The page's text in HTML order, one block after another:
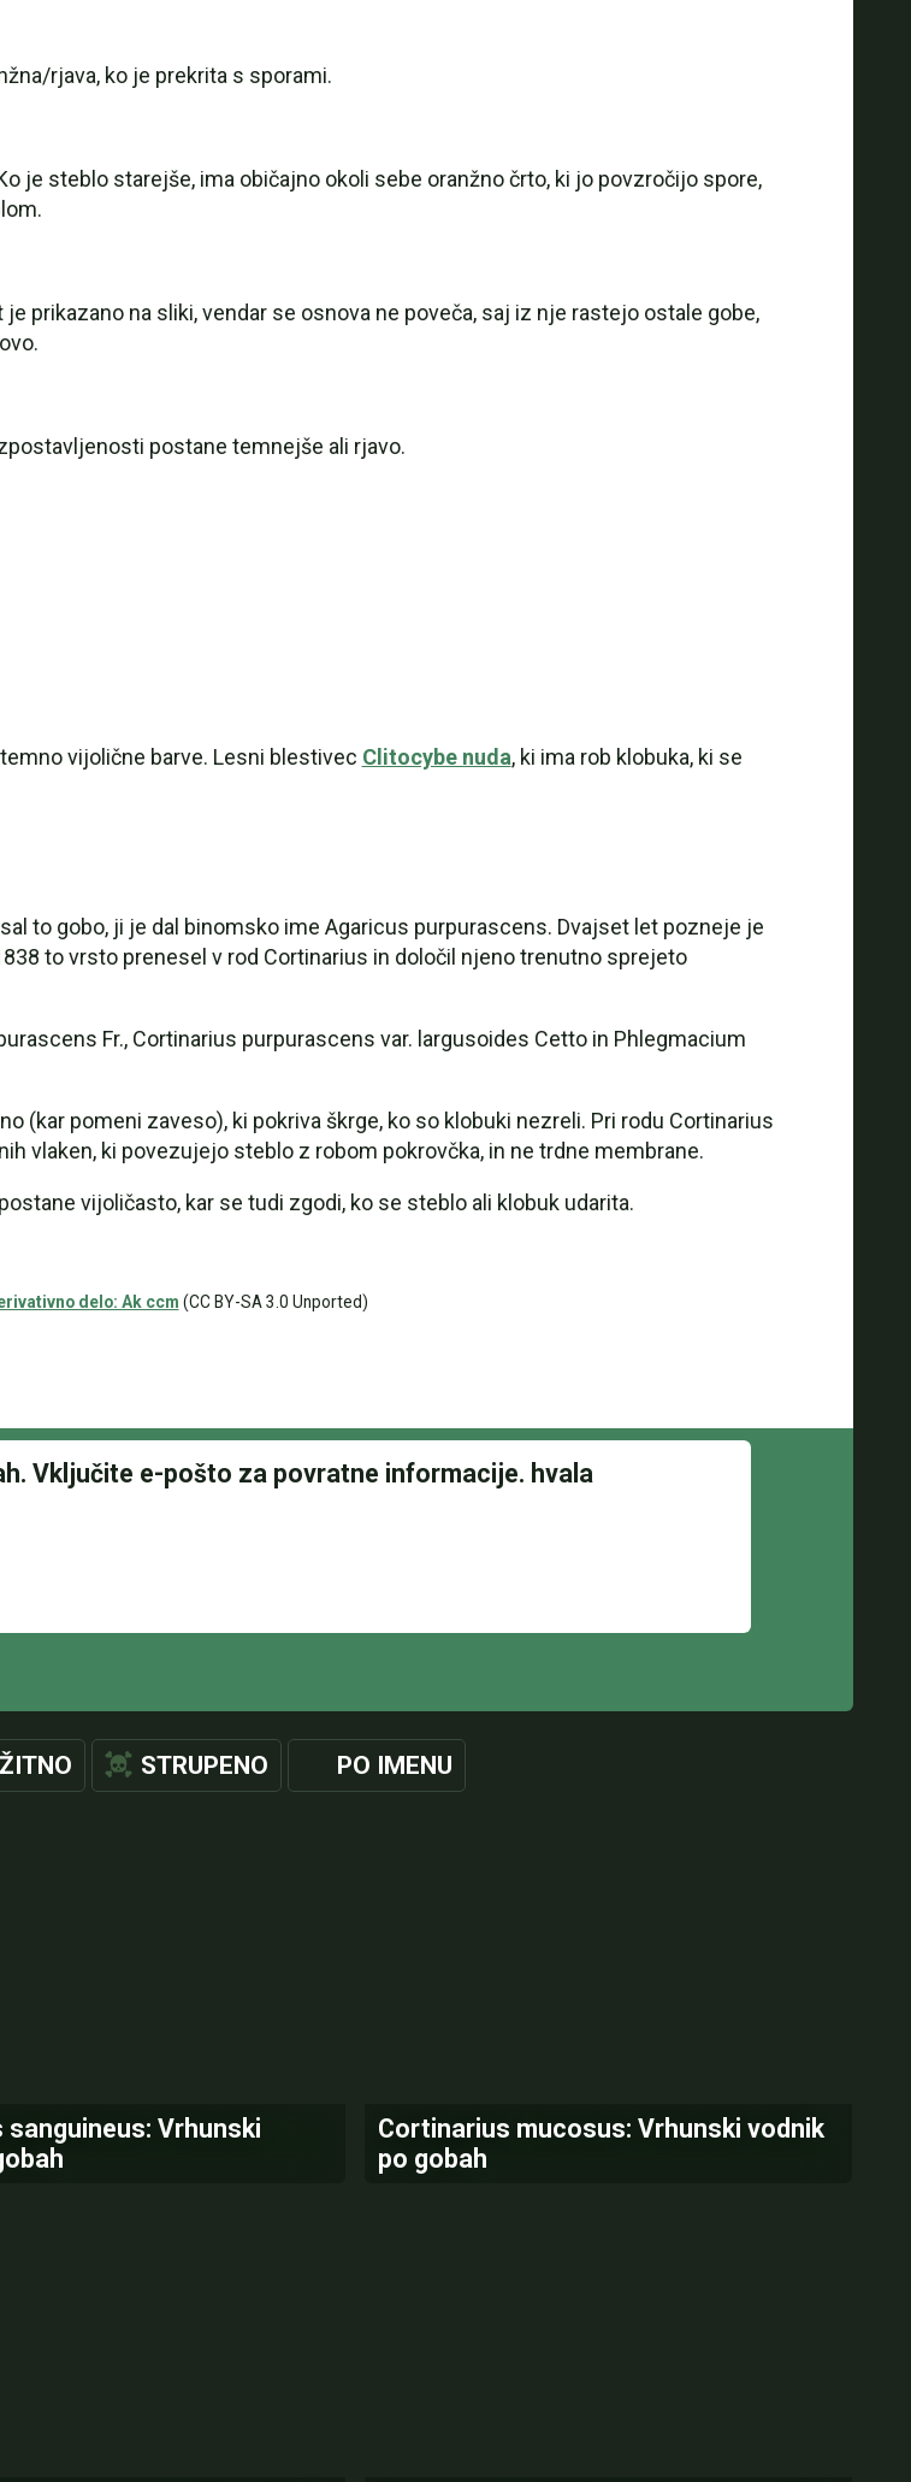
rjava, ko je prekrita s sporami.
je steblo starejše, ima običajno okoli sebe oranžno črto, ki jo povzročijo spore,
prikazano na sliki, vendar se osnova ne poveča, saj iz nje rastejo ostale gobe,
postane temnejše ali rjavo.
vijolične barve. Lesni blestivec Clitocybe nuda, ki ima rob klobuka, ki se
to gobo, ji je dal binomsko ime Agaricus purpurascens. Dvajset let pozneje je
to vrsto prenesel v rod Cortinarius in določil njeno trenutno sprejeto
Fr., Cortinarius purpurascens var. largusoides Cetto in Phlegmacium
(kar pomeni zaveso), ki pokriva škrge, ko so klobuki nezreli. Pri rodu Cortinarius
vlaken, ki povezujejo steblo z robom pokrovčka, in ne trdne membrane.
vijoličasto, kar se tudi zgodi, ko se steblo ali klobuk udarita.
delo: Ak ccm (CC BY-SA 3.0 Unported)
STRUPENO PO IMENU
Vrhunski
Cortinarius mucosus: Vrhunski vodnik
po gobah